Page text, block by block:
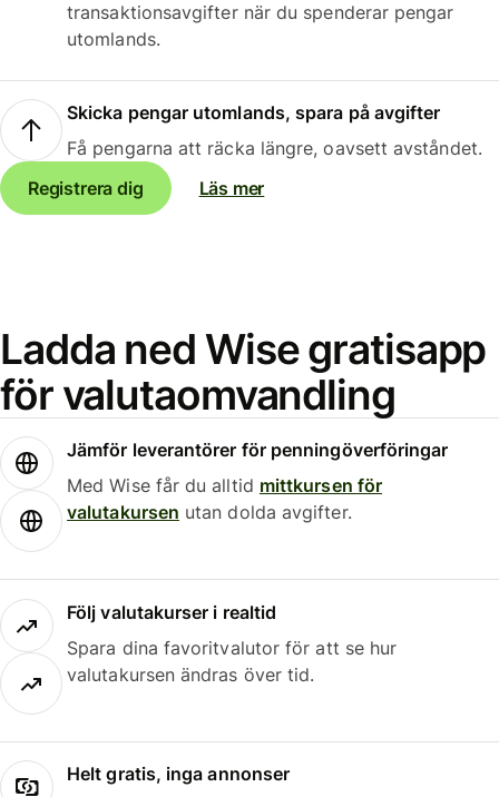
transaktionsavgifter när du spenderar pengar
utomlands.
Skicka pengar utomlands, spara på avgifter
Få pengarna att räcka längre, oavsett avståndet.
Registrera dig
Läs mer
Ladda ned Wise gratisapp
för valutaomvandling
Jämför leverantörer för penningöverföringar
Med Wise får du alltid mittkursen för
valutakursen utan dolda avgifter.
Följ valutakurser i realtid
Spara dina favoritvalutor för att se hur
valutakursen ändras över tid.
Helt gratis, inga annonser